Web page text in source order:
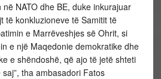
NATO dhe BE, duke inkurajuar
të konkluzioneve të Samitit të
e Marrëveshjes së Ohrit, si
e një Maqedonie demokratike dhe
e shëndoshë, që ajo të jetë shteti
tha ambasadori Fatos